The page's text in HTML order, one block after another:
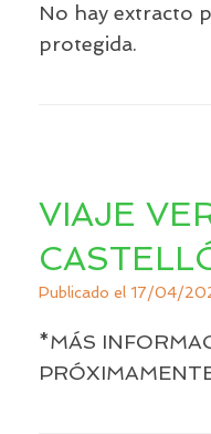
No hay extracto
protegida.
VIAJE
Publicado el 17/04/
*MÁS